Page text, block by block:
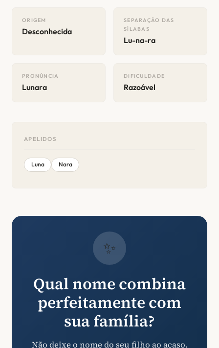
ORIGEM
Desconhecida
SEPARAÇÃO DAS
SÍLABAS
Lu-na-ra
PRONÚNCIA
Lunara
DIFICULDADE
Razoável
APELIDOS
Luna Nara
✨
Qual nome combina
perfeitamente com
sua família?
Não deixe o nome do seu filho ao acaso.